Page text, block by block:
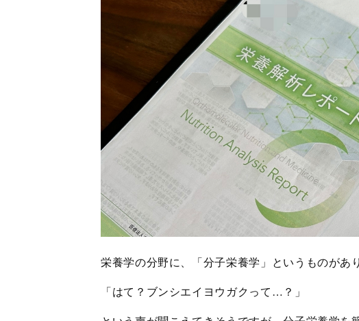
栄養学の分野に、「分子栄養学」というものがあ
「はて？ブンシエイヨウガクって…？」